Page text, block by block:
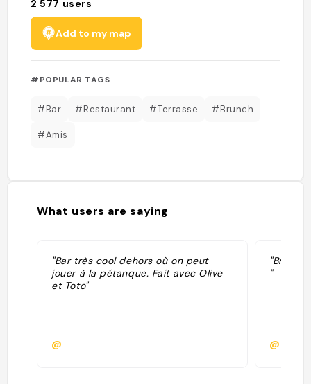
2 577 users
Add to my map
#POPULAR TAGS
#Bar #Restaurant #Terrasse #Brunch
#Amis
What users are saying
"Bar très cool dehors où on peut
jouer à la pétanque. Fait avec Olive
et Toto"
@
"
@